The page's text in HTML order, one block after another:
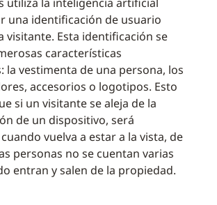
una identificación de usuario
visitante. Esta identificación se
características
la vestimenta de una persona, los
accesorios o logotipos. Esto
si un visitante se aleja de la
de un dispositivo, será
vuelva a estar a la vista, de
personas no se cuentan varias
entran y salen de la propiedad.